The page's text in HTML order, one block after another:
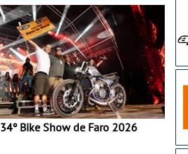
34º Bike Show de Faro 2026